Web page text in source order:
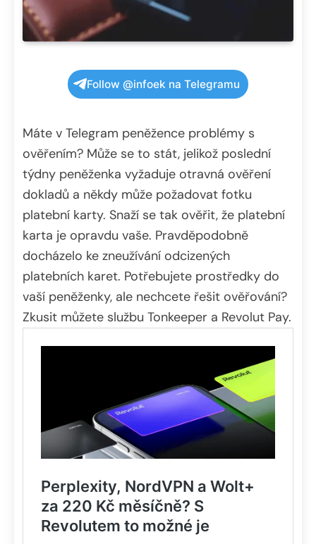
Follow @infoek na Telegramu
Máte v Telegram peněžence problémy s
ověřením? Může se to stát, jelikož poslední
týdny peněženka vyžaduje otravná ověření
dokladů a někdy může požadovat fotku
platební karty. Snaží se tak ověřit, že platební
karta je opravdu vaše. Pravděpodobně
docházelo ke zneužívání odcizených
platebních karet. Potřebujete prostředky do
vaší peněženky, ale nechcete řešit ověřování?
Zkusit můžete službu Tonkeeper a Revolut Pay.